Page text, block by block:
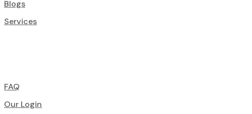
Blogs
Services
FAQ
Our Login